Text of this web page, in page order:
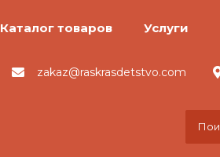
Каталог товаров Услуги
zakaz@raskrasdetstvo.com